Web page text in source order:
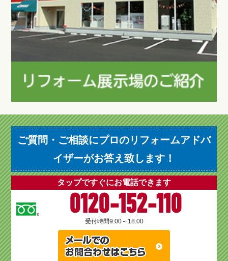
ご質問・ご相談にプロのリフォームアドバ
イザーがお答え致します！
タップですぐにお電話できます
0120-152-110
受付時間9:00～18:00